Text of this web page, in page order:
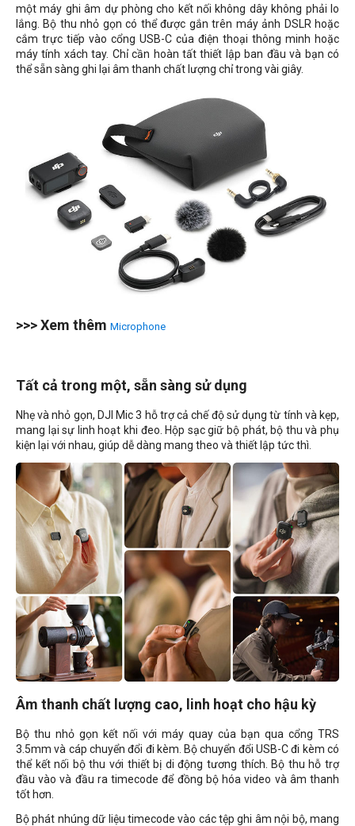
một máy ghi âm dự phòng cho kết nối không dây không phải lo
lắng. Bộ thu nhỏ gọn có thể được gắn trên máy ảnh DSLR hoặc
cắm trực tiếp vào cổng USB-C của điện thoại thông minh hoặc
máy tính xách tay. Chỉ cần hoàn tất thiết lập ban đầu và bạn có
thể sẵn sàng ghi lại âm thanh chất lượng chỉ trong vài giây.
>>> Xem thêm Microphone
Tất cả trong một, sẵn sàng sử dụng
Nhẹ và nhỏ gọn, DJI Mic 3 hỗ trợ cả chế độ sử dụng từ tính và kẹp,
mang lại sự linh hoạt khi đeo. Hộp sạc giữ bộ phát, bộ thu và phụ
kiện lại với nhau, giúp dễ dàng mang theo và thiết lập tức thì.
Âm thanh chất lượng cao, linh hoạt cho hậu kỳ
Bộ thu nhỏ gọn kết nối với máy quay của bạn qua cổng TRS
3.5mm và cáp chuyển đổi đi kèm. Bộ chuyển đổi USB-C đi kèm có
thể kết nối bộ thu với thiết bị di động tương thích. Bộ thu hỗ trợ
đầu vào và đầu ra timecode để đồng bộ hóa video và âm thanh
tốt hơn.
Bộ phát nhúng dữ liệu timecode vào các tệp ghi âm nội bộ, mang